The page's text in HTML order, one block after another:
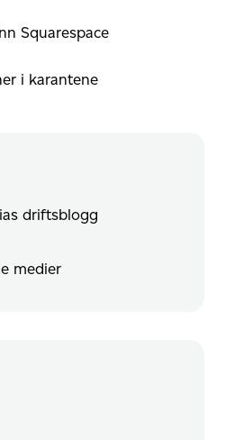
Squarespace
i karantene
driftsblogg
medier